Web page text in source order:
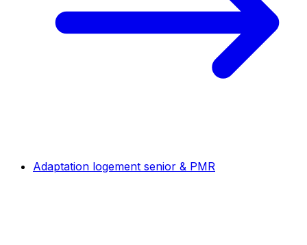
Adaptation logement senior & PMR